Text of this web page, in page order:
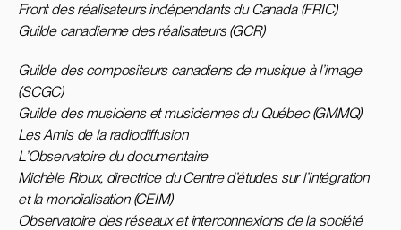
Front des réalisateurs indépendants du Canada (FRIC)
Guilde canadienne des réalisateurs (GCR)
Guilde des compositeurs canadiens de musique à l’image
(SCGC)
Guilde des musiciens et musiciennes du Québec (GMMQ)
Les Amis de la radiodiffusion
L’Observatoire du documentaire
Michèle Rioux, directrice du Centre d’études sur l’intégration
et la mondialisation (CEIM)
Observatoire des réseaux et interconnexions de la société